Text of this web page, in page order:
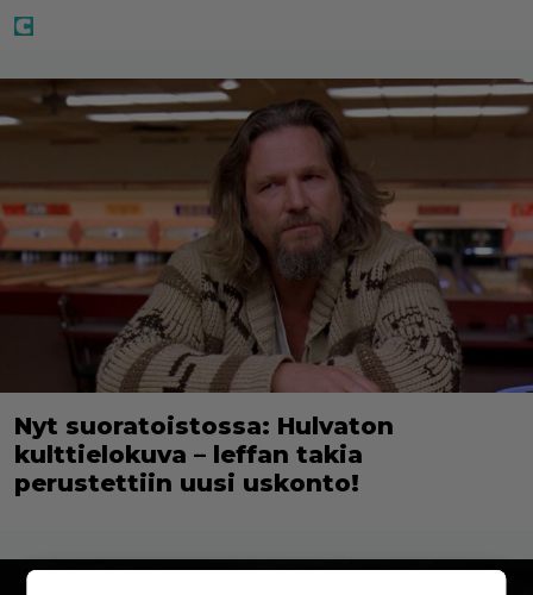
Nyt suoratoistossa: Hulvaton
kulttielokuva – leffan takia
perustettiin uusi uskonto!